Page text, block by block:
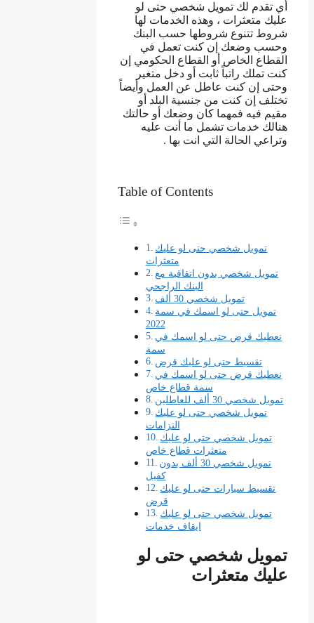
أي تقدم لك تمويل شخصي حتى لو
عليك متعثرات ، وهذه الخدمات لها
شروط تتنوع شروطها حسب البنك
وحسب وضعك إن كنت تعمل في
القطاع الخاص أو القطاع الحكومي إن
كنت تملك راتباً ثابت أو دخل متغير
وحتى إن كنت عاطل عن العمل وأيضاً
تختلف إن كنت من جنسية البلد أو
مقيم فيه فمهما كان وضعك أو حالتك
هنالك خدمات تشمل ما أنت عليه
وتراعي الحالة التي انت بها .
Table of Contents
تمويل شخصي حتى لو عليك
متعثرات
تمويل شخصي بدون اتفاقية مع
البنك الراجحي
تمويل شخصي 30 ألف
تمويل حتى لو اسمك في سمة
2022
نعطيك قرض حتى لو اسمك في
سمة
تقسيط حتى لو عليك قرض
نعطيك قرض حتى لو اسمك في
سمة قطاع خاص
تمويل شخصي 30 ألف للعاطلين
تمويل شخصي حتى لو عليك
التزامات
تمويل شخصي حتى لو عليك
متعثرات قطاع خاص
تمويل شخصي 30 ألف بدون
كفيل
تقسيط سيارات حتى لو عليك
قرض
تمويل شخصي حتى لو عليك
ايقاف خدمات
تمويل شخصي حتى لو
عليك متعثرات